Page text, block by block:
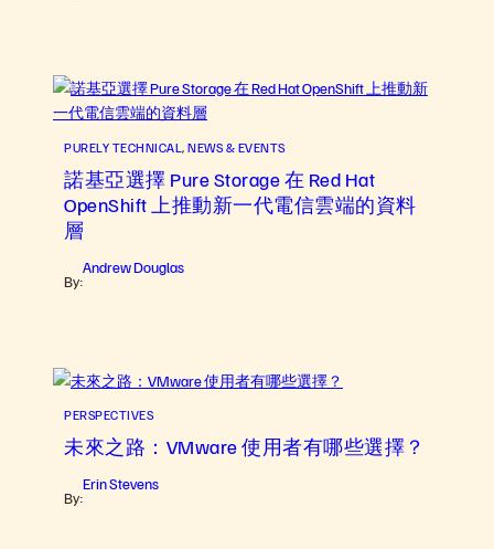
PURELY TECHNICAL , NEWS & EVENTS
諾基亞選擇 Pure Storage 在 Red Hat
OpenShift 上推動新一代電信雲端的資料
層
By:
Andrew Douglas
PERSPECTIVES
未來之路：VMware 使用者有哪些選擇？
By:
Erin Stevens